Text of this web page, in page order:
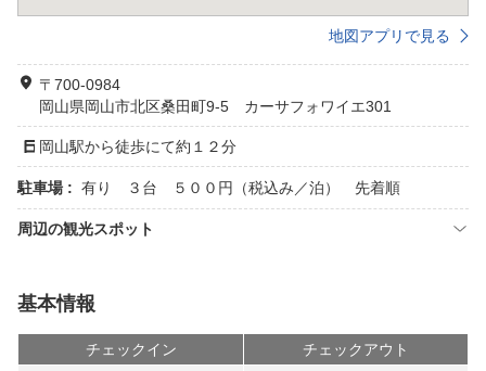
地図アプリで見る
〒700-0984
岡山県岡山市北区桑田町9-5 カーサフォワイエ301
岡山駅から徒歩にて約１２分
駐車場 : 有り ３台 ５００円（税込み／泊） 先着順
周辺の観光スポット
基本情報
チェックイン
チェックアウト